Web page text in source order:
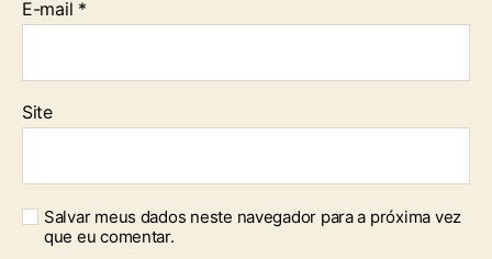
E-mail *
Site
Salvar meus dados neste navegador para a próxima vez
que eu comentar.